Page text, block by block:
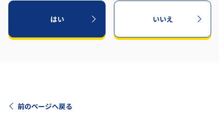
はい いいえ
前のページへ戻る